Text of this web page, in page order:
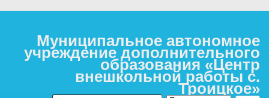
Муниципальное автономное
учреждение дополнительного
образования «Центр
внешкольной работы с.
Троицкое»